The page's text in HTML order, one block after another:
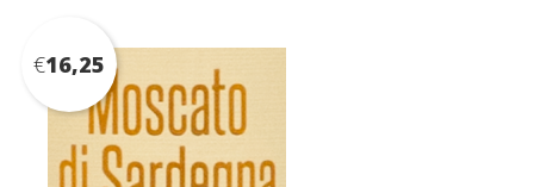
€16,25